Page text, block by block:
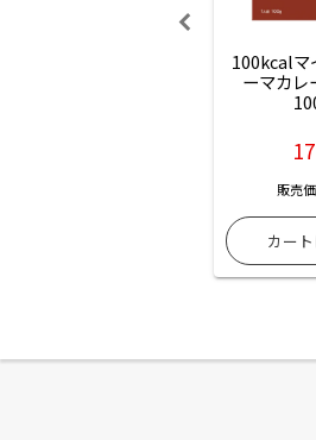
100kcalマ
ーマカレ
販売